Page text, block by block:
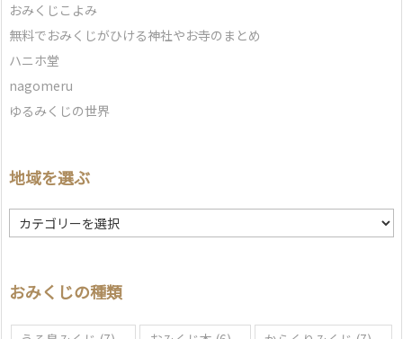
おみくじこよみ
無料でおみくじがひける神社やお寺のまとめ
ハニホ堂
nagomeru
ゆるみくじの世界
地域を選ぶ
地
域
ぶ
おみくじの種類